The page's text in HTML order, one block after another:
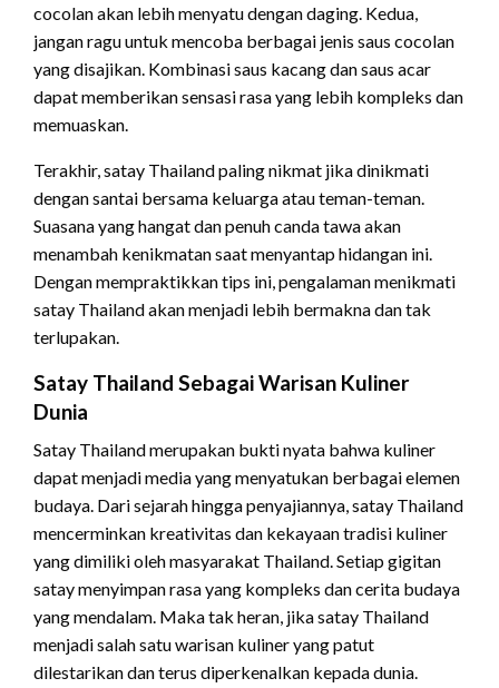
cocolan akan lebih menyatu dengan daging. Kedua,
jangan ragu untuk mencoba berbagai jenis saus cocolan
yang disajikan. Kombinasi saus kacang dan saus acar
dapat memberikan sensasi rasa yang lebih kompleks dan
memuaskan.
Terakhir, satay Thailand paling nikmat jika dinikmati
dengan santai bersama keluarga atau teman-teman.
Suasana yang hangat dan penuh canda tawa akan
menambah kenikmatan saat menyantap hidangan ini.
Dengan mempraktikkan tips ini, pengalaman menikmati
satay Thailand akan menjadi lebih bermakna dan tak
terlupakan.
Satay Thailand Sebagai Warisan Kuliner
Dunia
Satay Thailand merupakan bukti nyata bahwa kuliner
dapat menjadi media yang menyatukan berbagai elemen
budaya. Dari sejarah hingga penyajiannya, satay Thailand
mencerminkan kreativitas dan kekayaan tradisi kuliner
yang dimiliki oleh masyarakat Thailand. Setiap gigitan
satay menyimpan rasa yang kompleks dan cerita budaya
yang mendalam. Maka tak heran, jika satay Thailand
menjadi salah satu warisan kuliner yang patut
dilestarikan dan terus diperkenalkan kepada dunia.